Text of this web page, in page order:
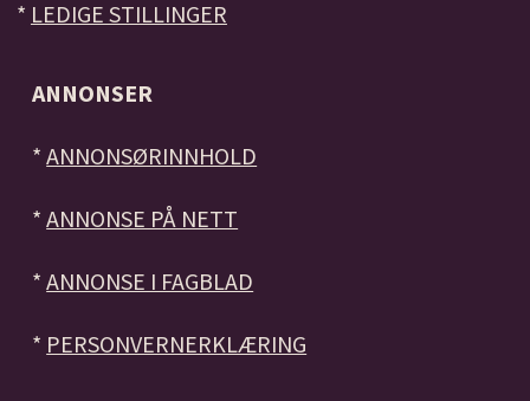
* LEDIGE STILLINGER
ANNONSER
*ANNONSØRINNHOLD
*ANNONSE PÅ NETT
*ANNONSE I FAGBLAD
* PERSONVERNERKLÆRING